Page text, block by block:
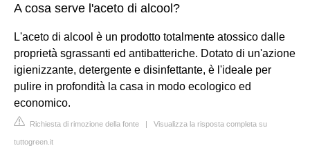
A cosa serve l'aceto di alcool?
L'aceto di alcool è un prodotto totalmente atossico dalle
proprietà sgrassanti ed antibatteriche. Dotato di un'azione
igienizzante, detergente e disinfettante, è l'ideale per
pulire in profondità la casa in modo ecologico ed
economico.
Richiesta di rimozione della fonte | Visualizza la risposta completa su
tuttogreen.it